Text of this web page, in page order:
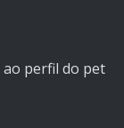
ao perfil do pet